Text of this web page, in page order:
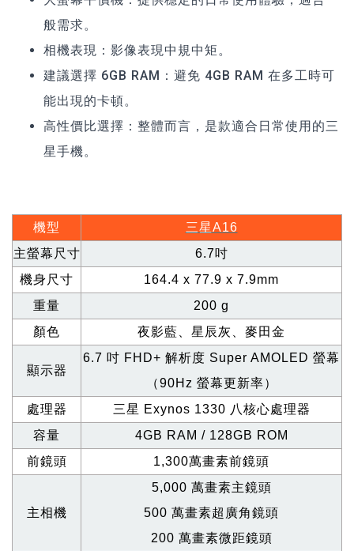
般需求。
相機表現：影像表現中規中矩。
建議選擇 6GB RAM：避免 4GB RAM 在多工時可
能出現的卡頓。
高性價比選擇：整體而言，是款適合日常使用的三
星手機。
機型
三星A16
主螢幕尺寸
6.7吋
機身尺寸
164.4 x 77.9 x 7.9mm
重量
200 g
顏色
夜影藍、星辰灰、麥田金
顯示器
6.7 吋 FHD+ 解析度 Super AMOLED 螢幕
（90Hz 螢幕更新率）
處理器
三星 Exynos 1330 八核心處理器
容量
4GB RAM / 128GB ROM
前鏡頭
1,300萬畫素前鏡頭
主相機
5,000 萬畫素主鏡頭
500 萬畫素超廣角鏡頭
200 萬畫素微距鏡頭